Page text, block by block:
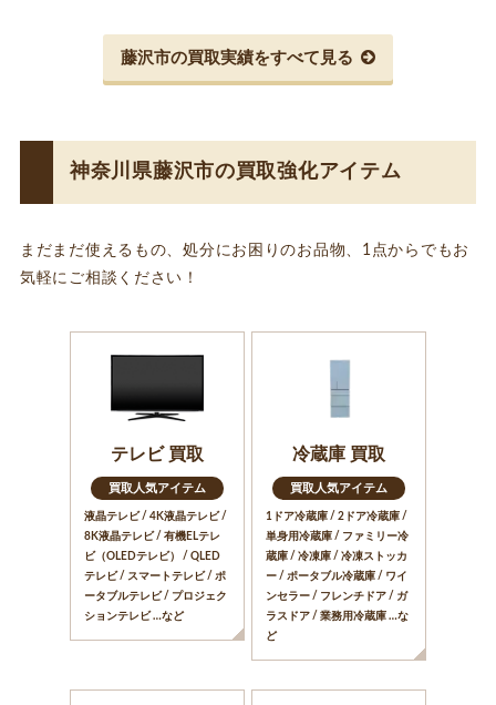
藤沢市の買取実績をすべて見る
神奈川県藤沢市の買取強化アイテム
まだまだ使えるもの、処分にお困りのお品物、1点からでもお
気軽にご相談ください！
テレビ 買取
買取人気アイテム
液晶テレビ / 4K液晶テレビ /
8K液晶テレビ / 有機ELテレ
ビ（OLEDテレビ） / QLED
テレビ / スマートテレビ / ポ
ータブルテレビ / プロジェク
ションテレビ …など
冷蔵庫 買取
買取人気アイテム
1ドア冷蔵庫 / 2ドア冷蔵庫 /
単身用冷蔵庫 / ファミリー冷
蔵庫 / 冷凍庫 / 冷凍ストッカ
ー / ポータブル冷蔵庫 / ワイ
ンセラー / フレンチドア / ガ
ラスドア / 業務用冷蔵庫 …な
ど